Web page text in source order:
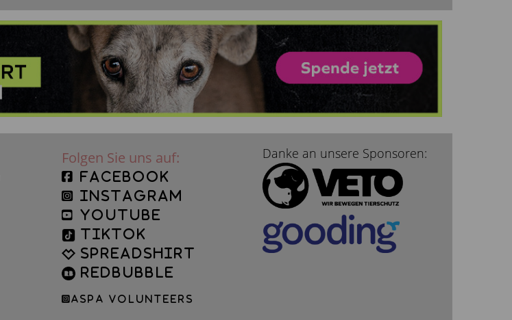
Folgen Sie uns auf:
facebook
instagram
YouTube
TikTok
Spreadshirt
Redbubble
ASPA Volunteers
Danke an unsere Sponsoren: